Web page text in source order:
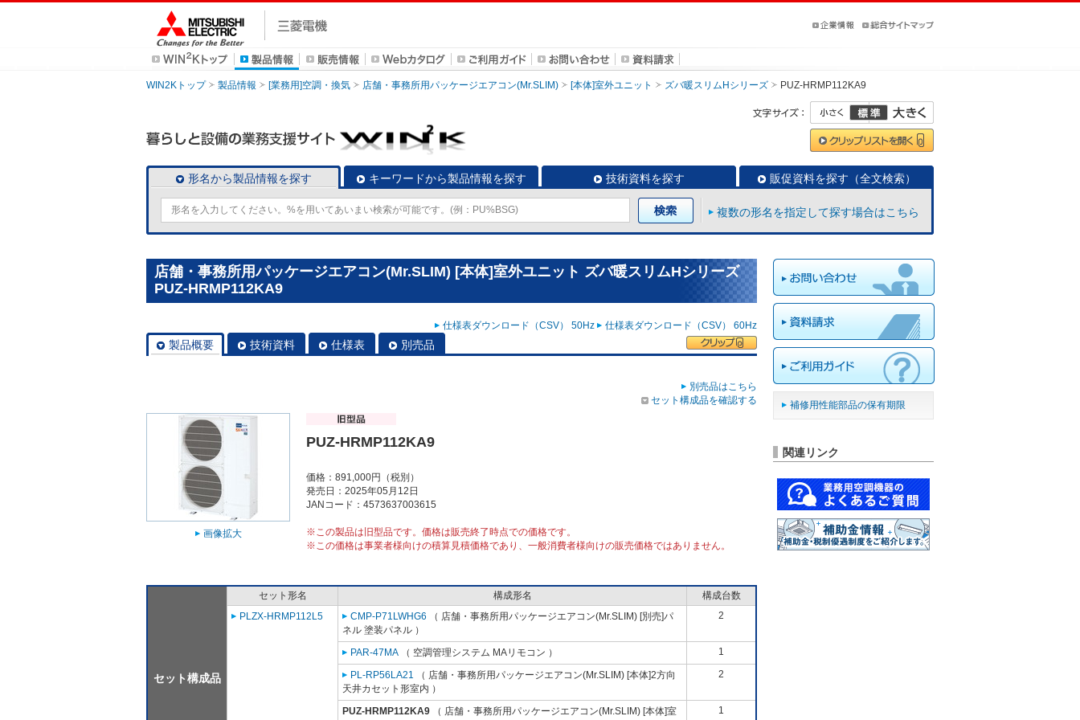
WIN2Kトップ 製品情報 [業務用]空調・換気 店舗・事務所用パッケージエアコン(Mr.SLIM) [本体]室外ユニット ズバ暖スリムHシリーズ PUZ-HRMP112KA9
形名から製品情報を探す キーワードから製品情報を探す 技術資料を探す 販促資料を探す（全文検索）
複数の形名を指定して探す場合はこちら
店舗・事務所用パッケージエアコン(Mr.SLIM) [本体]室外ユニット ズバ暖スリムHシリーズ
PUZ-HRMP112KA9
仕様表ダウンロード（CSV） 50Hz 仕様表ダウンロード（CSV） 60Hz
製品概要 技術資料 仕様表 別売品
別売品はこちら
セット構成品を確認する
画像拡大
PUZ-HRMP112KA9
価格：891,000円（税別）
発売日：2025年05月12日
JANコード：4573637003615
※この製品は旧型品です。価格は販売終了時点での価格です。
※この価格は事業者様向けの積算見積価格であり、一般消費者様向けの販売価格ではありません。
セット構成品
セット形名 構成形名
構成台数
PLZX-HRMP112L5
CMP-P71LWHG6 （ 店舗・事務所用パッケージエアコン(Mr.SLIM) [別売]パ
ネル 塗装パネル ）
2
PAR-47MA （ 空調管理システム MAリモコン ） 1
PL-RP56LA21 （ 店舗・事務所用パッケージエアコン(Mr.SLIM) [本体]2方向
天井カセット形室内 ）
2
PUZ-HRMP112KA9 （ 店舗・事務所用パッケージエアコン(Mr.SLIM) [本体]室
1
補修用性能部品の保有期限
関連リンク